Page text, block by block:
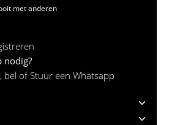
met anderen
nodig?
bel of Stuur een Whatsapp